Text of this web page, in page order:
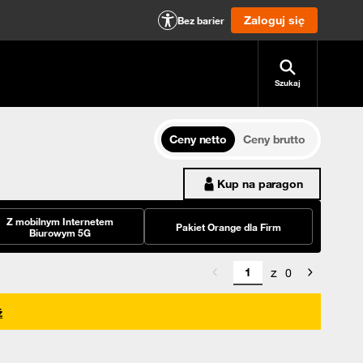
Bez barier Zaloguj się
Szukaj
Ceny netto
Ceny brutto
Kup na paragon
Z mobilnym Internetem
Biurowym 5G
Pakiet Orange dla Firm
z 0